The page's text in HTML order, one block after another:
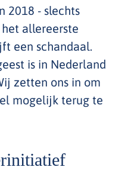
2018 - slechts
het allereerste
een schandaal.
is in Nederland
zetten ons in om
mogelijk terug te